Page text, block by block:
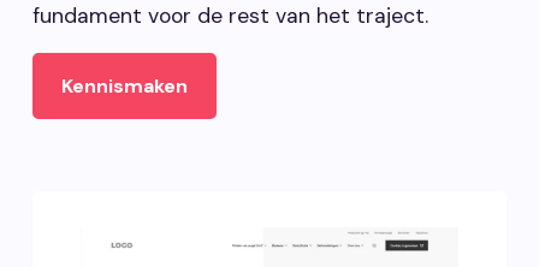
fundament voor de rest van het traject.
Kennismaken